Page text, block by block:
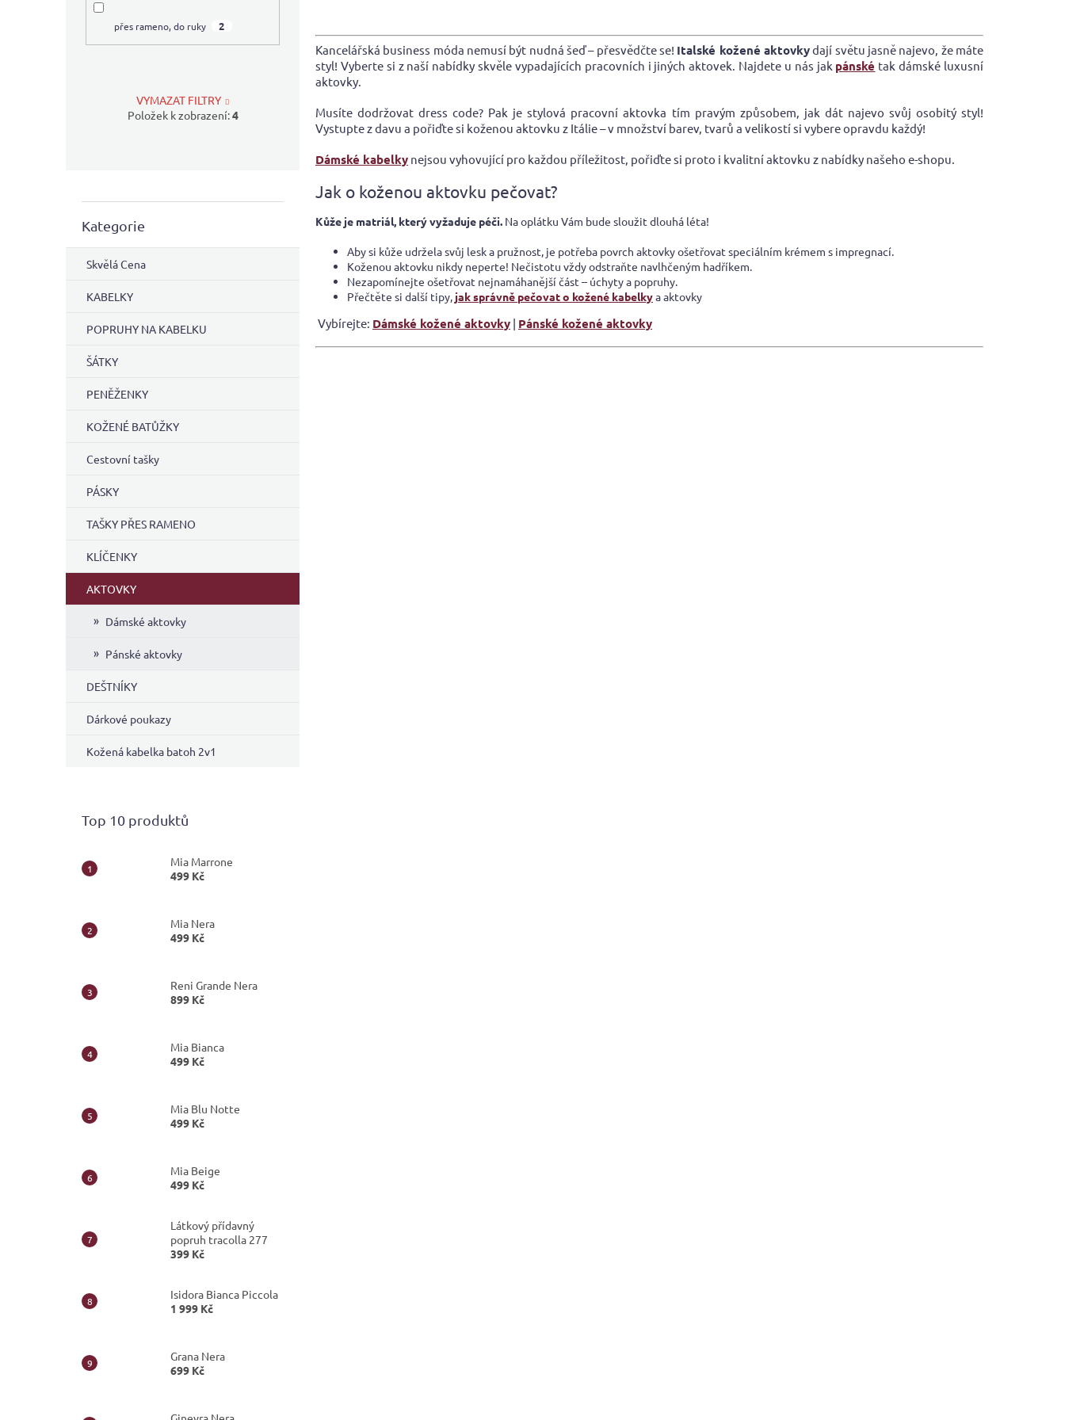
přes rameno, do ruky 2
VYMAZAT FILTRY
Položek k zobrazení:4
Přeskočit
Kategorie
Skvělá Cena
KABELKY
POPRUHY NA KABELKU
ŠÁTKY
PENĚŽENKY
KOŽENÉ BATŮŽKY
Cestovní tašky
PÁSKY
TAŠKY PŘES RAMENO
KLÍČENKY
AKTOVKY
Dámské aktovky
Pánské aktovky
DEŠTNÍKY
Dárkové poukazy
Kožená kabelka batoh 2v1
Top 10 produktů
Mia Marrone
499 Kč
Mia Nera
499 Kč
Reni Grande Nera
899 Kč
Mia Bianca
499 Kč
Mia Blu Notte
499 Kč
Mia Beige
499 Kč
Látkový přídavný
popruh tracolla 277
399 Kč
Isidora Bianca Piccola
1 999 Kč
Grana Nera
699 Kč
hvězdiček.
v
l
á
d
c
í
p
r
v
v
ý
i
s
u
Kancelářská business móda nemusí být nudná šeď – přesvědčte se! Italské kožené aktovkydají světu jasně najevo, že máte
styl! Vyberte si z naší nabídky skvěle vypadajících pracovních i jiných aktovek. Najdete u nás jak pánské tak dámské luxusní
aktovky.
Musíte dodržovat dress code? Pak je stylová pracovní aktovka tím pravým způsobem, jak dát najevo svůj osobitý styl!
Vystupte z davu a pořiďte si koženou aktovku z Itálie – v množství barev, tvarů a velikostí si vybere opravdu každý!
Dámské kabelky nejsou vyhovující pro každou příležitost, pořiďte si proto i kvalitní aktovku z nabídky našeho e-shopu.
Jak o koženou aktovku pečovat?
Kůže je matriál, který vyžaduje péči. Na oplátku Vám bude sloužit dlouhá léta!
Aby si kůže udržela svůj lesk a pružnost, je potřeba povrch aktovky ošetřovat speciálním krémem s impregnací.
Koženou aktovku nikdy neperte! Nečistotu vždy odstraňte navlhčeným hadříkem.
Nezapomínejte ošetřovat nejnamáhanější část – úchyty a popruhy.
Přečtěte si další tipy, jak správně pečovat o kožené kabelkya aktovky
Vybírejte: Dámské kožené aktovky | Pánské kožené aktovky